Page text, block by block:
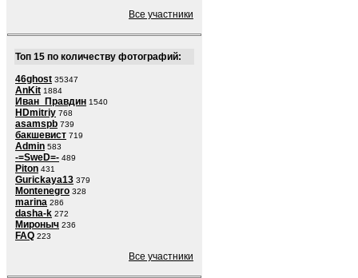
Все участники
Топ 15 по количеству фотографий:
46ghost 35347
AnKit 1884
Иван_Правдин 1540
HDmitriy 768
asamspb 739
бакшевист 719
Admin 583
-=SweD=- 489
Piton 431
Gurickaya13 379
Montenegro 328
marina 286
dasha-k 272
Мироныч 236
FAQ 223
Все участники